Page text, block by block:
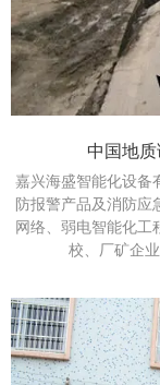
中国地
嘉兴海盛智能化设备
防报警产品及消防应
网络、弱电智能化工
校、厂矿企